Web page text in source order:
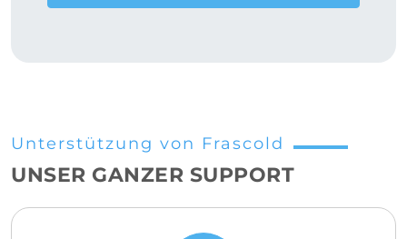
Unterstützung von Frascold
UNSER GANZER SUPPORT